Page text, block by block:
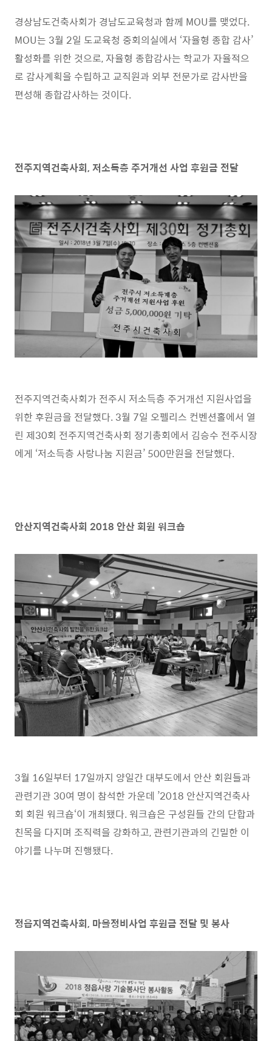
경상남도건축사회가 경남도교육청과 함께 MOU를 맺었다.
MOU는 3월 2일 도교육청 중회의실에서 ‘자율형 종합 감사’
활성화를 위한 것으로, 자율형 종합감사는 학교가 자율적으
로 감사계획을 수립하고 교직원과 외부 전문가로 감사반을
편성해 종합감사하는 것이다.
전주지역건축사회, 저소득층 주거개선 사업 후원금 전달
전주지역건축사회가 전주시 저소득층 주거개선 지원사업을
위한 후원금을 전달했다. 3월 7일 오펠리스 컨벤션홀에서 열
린 제30회 전주지역건축사회 정기총회에서 김승수 전주시장
에게 ‘저소득층 사랑나눔 지원금’ 500만원을 전달했다.
안산지역건축사회 2018 안산 회원 워크숍
3월 16일부터 17일까지 양일간 대부도에서 안산 회원들과
관련기관 30여 명이 참석한 가운데 ’2018 안산지역건축사
회 회원 워크숍‘이 개최됐다. 워크숍은 구성원들 간의 단합과
친목을 다지며 조직력을 강화하고,관련기관과의 긴밀한 이
야기를 나누며 진행됐다.
정읍지역건축사회, 마을정비사업 후원금 전달 및 봉사